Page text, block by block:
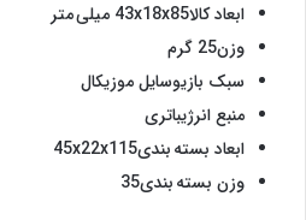
ابعاد کالا43x18x85 میلی متر
وزن25 گرم
سبک بازیوسایل موزیکال
منبع انرژیباتری
ابعاد بسته بندی45x22x115
وزن بسته بندی35